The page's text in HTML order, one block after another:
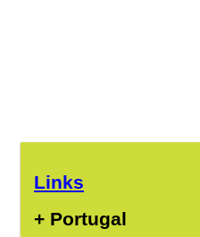
Links
+ Portugal